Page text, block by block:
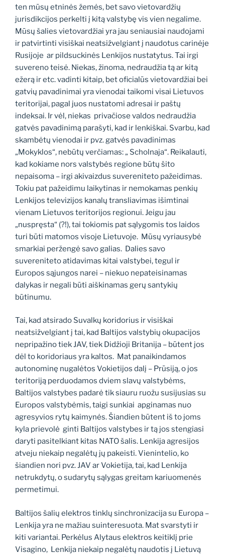
ten mūsų etninės žemės, bet savo vietovardžių
jurisdikcijos perkelti į kitą valstybę vis vien negalime.
Mūsų šalies vietovardžiai yra jau seniausiai naudojami
ir patvirtinti visiškai neatsižvelgiant į naudotus carinėje
Rusijoje ar pildsuckinės Lenkijos nustatytus. Tai irgi
suvereno teisė. Niekas, žinoma, nedraudžia tą ar kitą
ežerą ir etc. vadinti kitaip, bet oficialūs vietovardžiai bei
gatvių pavadinimai yra vienodai taikomi visai Lietuvos
teritorijai, pagal juos nustatomi adresai ir paštų
indeksai. Ir vėl, niekas privačiose valdos nedraudžia
gatvės pavadinimą parašyti, kad ir lenkiškai. Svarbu, kad
skambėtų vienodai ir pvz. gatvės pavadinimas
„Mokyklos“, nebūtų verčiamas: „ Scholnaja“. Reikalauti,
kad kokiame nors valstybės regione būtų šito
nepaisoma – irgi akivaizdus suvereniteto pažeidimas.
Tokiu pat pažeidimu laikytinas ir nemokamas penkių
Lenkijos televizijos kanalų transliavimas išimtinai
vienam Lietuvos teritorijos regionui. Jeigu jau
„nuspręsta“ (?!), tai tokiomis pat sąlygomis tos laidos
turi būti matomos visoje Lietuvoje. Mūsų vyriausybė
smarkiai peržengė savo galias. Dalies savo
suvereniteto atidavimas kitai valstybei, tegul ir
Europos sąjungos narei – niekuo nepateisinamas
dalykas ir negali būti aiškinamas gerų santykių
būtinumu.
Tai, kad atsirado Suvalkų koridorius ir visiškai
neatsižvelgiant į tai, kad Baltijos valstybių okupacijos
nepripažino tiek JAV, tiek Didžioji Britanija – būtent jos
dėl to koridoriaus yra kaltos. Mat panaikindamos
autonominę nugalėtos Vokietijos dalį – Prūsiją, o jos
teritoriją perduodamos dviem slavų valstybėms,
Baltijos valstybes padarė tik siauru ruožu susijusias su
Europos valstybėmis, taigi sunkiai apginamas nuo
agresyvios rytų kaimynės. Šiandien būtent iš to joms
kyla prievolė ginti Baltijos valstybes ir tą jos stengiasi
daryti pasitelkiant kitas NATO šalis. Lenkija agresijos
atveju niekaip negalėtų jų pakeisti. Vienintelio, ko
šiandien nori pvz. JAV ar Vokietija, tai, kad Lenkija
netrukdytų, o sudarytų sąlygas greitam kariuomenės
permetimui.
Baltijos šalių elektros tinklų sinchronizacija su Europa –
Lenkija yra ne mažiau suinteresuota. Mat svarstyti ir
kiti variantai. Perkėlus Alytaus elektros keitiklį prie
Visagino, Lenkija niekaip negalėtų naudotis į Lietuvą